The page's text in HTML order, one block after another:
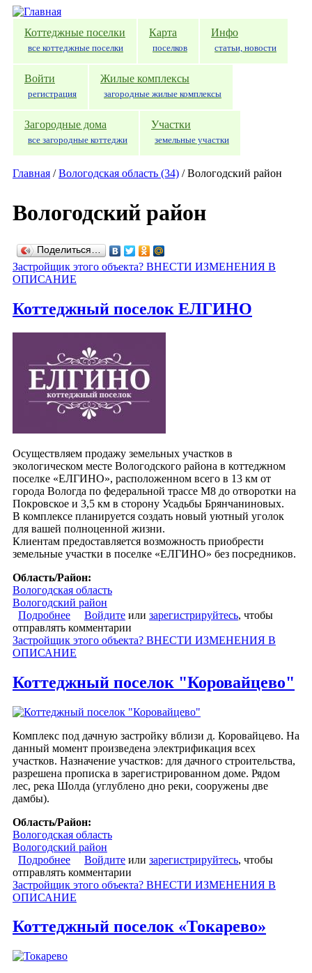
Перейти к основному содержанию
Коттеджные поселки
все коттеджные поселки
Карта
поселков
Инфо
статьи, новости
Войти
регистрация
Жилые комплексы
загородные жилые комплексы
Загородные дома
все загородные коттеджи
Участки
земельные участки
Главная / Вологодская область (34) /Вологодский район
Вологодский район
Поделиться…
Застройщик этого объекта? ВНЕСТИ ИЗМЕНЕНИЯ В
ОПИСАНИЕ
Коттеджный поселок ЕЛГИНО
Осуществляем продажу земельных участков в
экологическом месте Вологодского района в коттеджном
поселке «ЕЛГИНО», расположенном всего в 13 км от
города Вологда по федеральной трассе М8 до отворотки на
Покровское и 3,5 км в сторону Усадьбы Брянчаниновых.
В комплексе планируется создать новый уютный уголок
для вашей полноценной жизни.
Клиентам предоставляется возможность приобрести
земельные участки в поселке «ЕЛГИНО» без посредников.
Область/Район:
Вологодская область
Вологодский район
Подробнее о Коттеджный поселок ЕЛГИНО
Войдите или зарегистрируйтесь, чтобы
отправлять комментарии
Застройщик этого объекта? ВНЕСТИ ИЗМЕНЕНИЯ В
ОПИСАНИЕ
Коттеджный поселок "Коровайцево"
Комплекс под дачную застройку вблизи д. Коровайцево. На
данный момент произведена электрификация всех
участков. Назначение участков: для дачного строительства,
разрешена прописка в зарегистрированном доме. Рядом
лес, река Шолда (углублено дно реки, сооружены две
дамбы).
Область/Район:
Вологодская область
Вологодский район
Подробнее о Коттеджный поселок "Коровайцево"
Войдите или зарегистрируйтесь, чтобы
отправлять комментарии
Застройщик этого объекта? ВНЕСТИ ИЗМЕНЕНИЯ В
ОПИСАНИЕ
Коттеджный поселок «Токарево»